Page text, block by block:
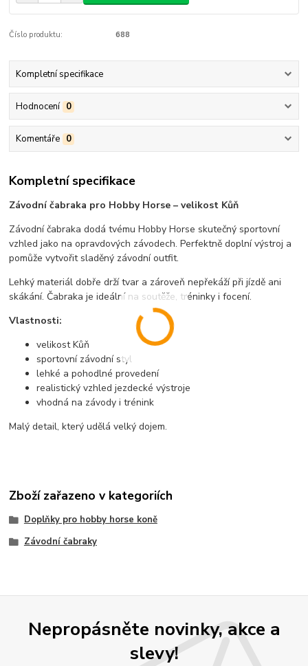
Číslo produktu: 688
Kompletní specifikace
Hodnocení 0
Komentáře 0
Kompletní specifikace
Závodní čabraka pro Hobby Horse – velikost Kůň
Závodní čabraka dodá tvému Hobby Horse skutečný sportovní
vzhled jako na opravdových závodech. Perfektně doplní výstroj a
pomůže vytvořit sladěný závodní outfit.
Lehký materiál dobře drží tvar a zároveň nepřekáží při jízdě ani
skákání. Čabraka je ideální na soutěže, tréninky i focení.
Vlastnosti:
velikost Kůň
sportovní závodní styl
lehké a pohodlné provedení
realistický vzhled jezdecké výstroje
vhodná na závody i trénink
Malý detail, který udělá velký dojem.
Zboží zařazeno v kategoriích
Doplňky pro hobby horse koně
Závodní čabraky
Nepropásněte novinky, akce a
slevy!